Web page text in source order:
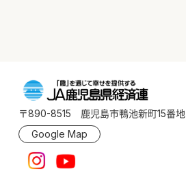
〒890-8515 鹿児島市鴨池新町15番地
Google Map